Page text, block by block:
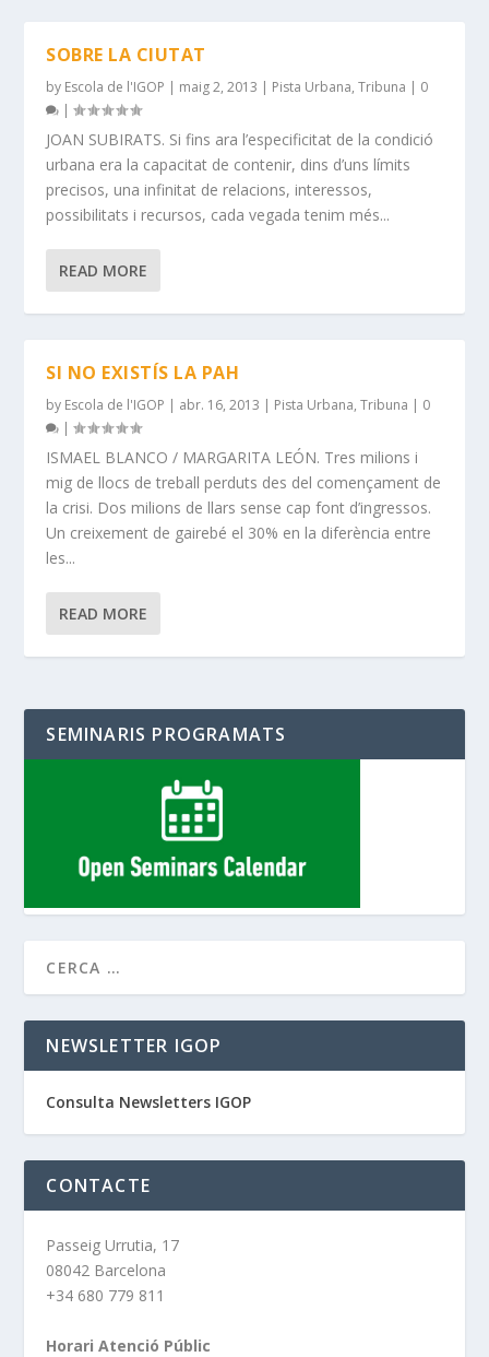
SOBRE LA CIUTAT
by Escola de l'IGOP | maig 2, 2013 | Pista Urbana,Tribuna | 0
|
JOAN SUBIRATS. Si fins ara l’especificitat de la condició
urbana era la capacitat de contenir, dins d’uns límits
precisos, una infinitat de relacions, interessos,
possibilitats i recursos, cada vegada tenim més...
READ MORE
SI NO EXISTÍS LA PAH
by Escola de l'IGOP | abr. 16, 2013 | Pista Urbana,Tribuna | 0
|
ISMAEL BLANCO / MARGARITA LEÓN. Tres milions i
mig de llocs de treball perduts des del començament de
la crisi. Dos milions de llars sense cap font d’ingressos.
Un creixement de gairebé el 30% en la diferència entre
les...
READ MORE
SEMINARIS PROGRAMATS
NEWSLETTER IGOP
Consulta Newsletters IGOP
CONTACTE
Passeig Urrutia, 17
08042 Barcelona
+34 680 779 811
Horari Atenció Públic